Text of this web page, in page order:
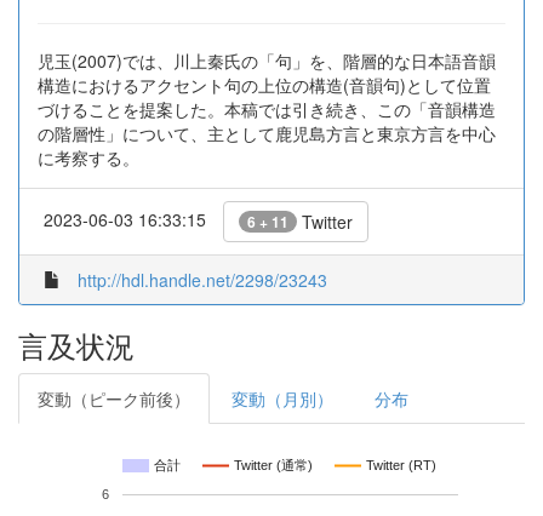
児玉(2007)では、川上秦氏の「句」を、階層的な日本語音韻
構造におけるアクセント句の上位の構造(音韻句)として位置
づけることを提案した。本稿では引き続き、この「音韻構造
の階層性」について、主として鹿児島方言と東京方言を中心
に考察する。
2023-06-03 16:33:15 6 + 11 Twitter
http://hdl.handle.net/2298/23243
言及状況
変動（ピーク前後） 変動（月別） 分布
合計 Twitter (通常) Twitter (RT)
6